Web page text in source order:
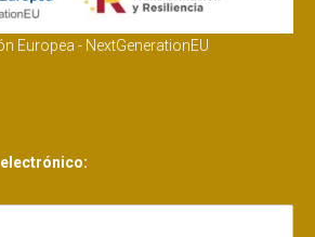
Europea - NextGenerationEU